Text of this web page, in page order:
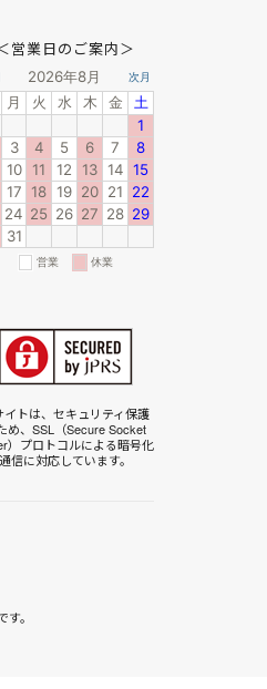
営業日のご案内＞
イトは、セキュリティ保護
め、SSL（Secure Socket
）プロトコルによる暗号化
通信に対応しています。
。